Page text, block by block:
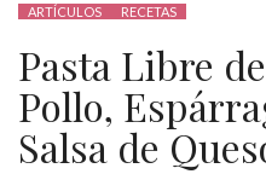
ARTÍCULOS RECETAS
Pasta Libre
Pollo,
Salsa de